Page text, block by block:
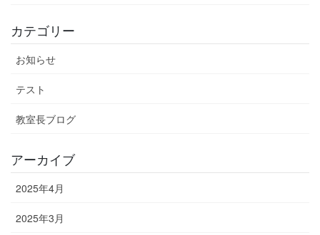
カテゴリー
お知らせ
テスト
教室長ブログ
アーカイブ
2025年4月
2025年3月